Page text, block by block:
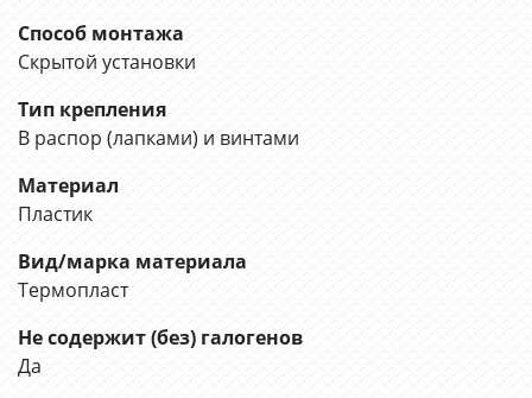
Способ монтажа
Скрытой установки
Тип крепления
В распор (лапками) и винтами
Материал
Пластик
Вид/марка материала
Термопласт
Не содержит (без) галогенов
Да